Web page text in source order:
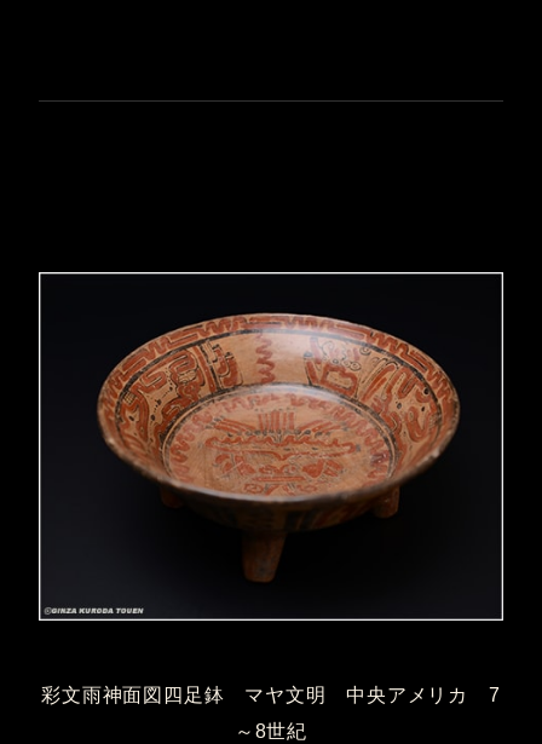
彩文雨神面図四足鉢 マヤ文明 中央アメリカ 7
～8世紀